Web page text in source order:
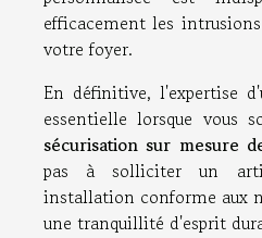
efficacement les
votre foyer.
En définitive, l'expertise
essentielle lorsque vous
sécurisation sur mesure
pas à solliciter un
installation conforme aux
une tranquillité d'esprit